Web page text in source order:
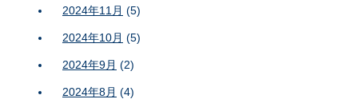
2024年11月 (5)
2024年10月 (5)
2024年9月 (2)
2024年8月 (4)